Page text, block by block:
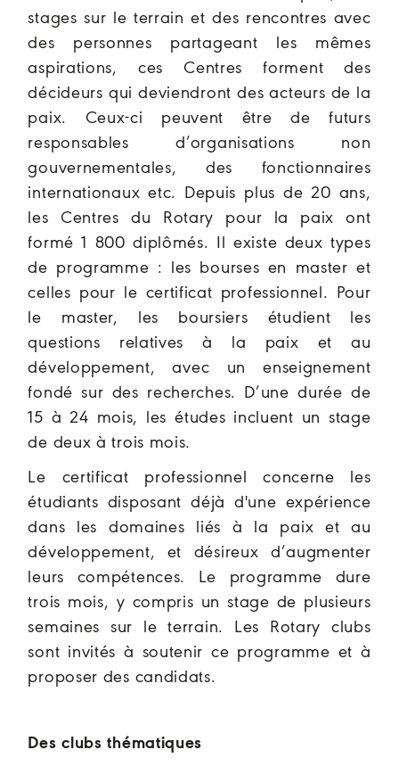
stages sur le terrain et des rencontres avec
des personnes partageant les mêmes
aspirations, ces Centres forment des
décideurs qui deviendront des acteurs de la
paix. Ceux-ci peuvent être de futurs
responsables d’organisations non
gouvernementales, des fonctionnaires
internationaux etc. Depuis plus de 20 ans,
les Centres du Rotary pour la paix ont
formé 1 800 diplômés. Il existe deux types
de programme : les bourses en master et
celles pour le certificat professionnel. Pour
le master, les boursiers étudient les
questions relatives à la paix et au
développement, avec un enseignement
fondé sur des recherches. D’une durée de
15 à 24 mois, les études incluent un stage
de deux à trois mois.
Le certificat professionnel
concerne les
étudiants disposant déjà d'une expérience
dans les domaines liés à la paix et au
développement, et désireux d’augmenter
leurs compétences. Le programme dure
trois mois, y compris un stage de plusieurs
semaines sur le terrain. Les Rotary clubs
sont invités à soutenir ce programme et à
proposer des candidats.
Des clubs thématiques